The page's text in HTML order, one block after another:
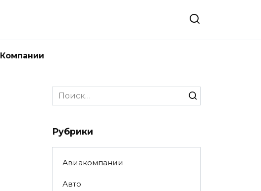
Компании
Search
for:
Рубрики
Авиакомпании
Авто